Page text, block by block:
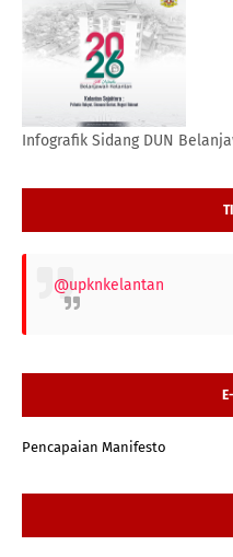
Infografik Sidang DUN
@upknkelantan
Pencapaian Manifesto